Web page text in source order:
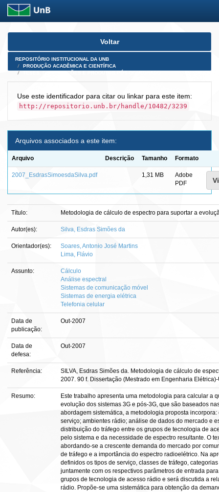
Skip
Voltar
REPOSITÓRIO INSTITUCIONAL DA UNB
PRODUÇÃO ACADÊMICA E CIENTÍFICA
Use este identificador para citar ou linkar para este item:
http://repositorio.unb.br/handle/10482/3239
Arquivos associados a este item:
Arquivo Descrição Tamanho Formato
2007_EsdrasSimoesdaSilva.pdf 1,31 MB
Adobe
PDF
Título: Metodologia de cálculo de espectro para suportar a
Autor(es): Silva, Esdras Simões da
Orientador(es):
Soares, Antonio José Martins
Lima, Flávio
Assunto:
Cálculo
Análise espectral
Sistemas de comunicação móvel
Sistemas de energia elétrica
Telefonia celular
Data de
publicação:
Out-2007
Data de
defesa:
Out-2007
Referência:
SILVA, Esdras Simões da. Metodologia de cálculo de
2007. 90 f. Dissertação (Mestrado em Engenharia
Resumo:
Este trabalho apresenta uma metodologia para calcular a
evolução dos sistemas 3G e pós-3G, que são baseados
abordagem sistemática, a metodologia proposta
serviço; ambientes rádio; análise de dados do mercado e
distribuição do tráfego entre os grupos de tecnologia de
pelo sistema e da necessidade de espectro resultante. O
abordando-se a crescente demanda do mercado por
de tráfego e a importância do espectro radioelétrico. Na
definidos os tipos de serviço, classes de tráfego,
juntamente com os respectivos parâmetros de entrada
grupos de tecnologia de acesso rádio e será discutida a
rádio. Propõe-se uma sistemática para obtenção da